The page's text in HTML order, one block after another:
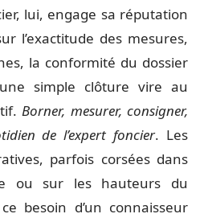
lui, engage sa réputation
l’exactitude des mesures,
la conformité du dossier
simple clôture vire au
Borner, mesurer, consigner,
de l’expert foncier. Les
parfois corsées dans
ou sur les hauteurs du
besoin d’un connaisseur